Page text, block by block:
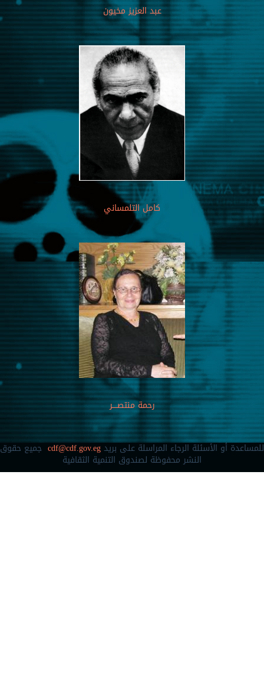
عبد العزيز مخيون
كامل التلمساني
رحمة منتصــــر
للمساعدة أو الأسئلة الرجاء المراسلة على بريدcdf@cdf.gov.egجميع حقوق
النشر محفوظة لصندوق التنمية الثقافية